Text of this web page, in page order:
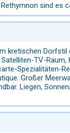
sind es
kretischen Dorfstil
TV-Raum,
Spezialitäten-
Großer
Liegen,